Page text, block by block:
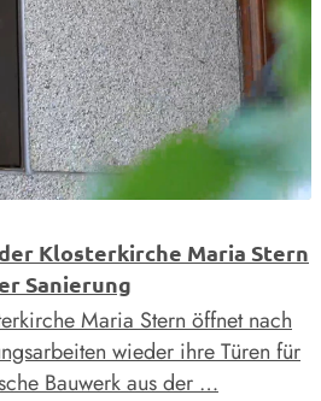
Klosterkirche Maria Stern
Sanierung
Maria Stern öffnet nach
wieder ihre Türen für
Bauwerk aus der …